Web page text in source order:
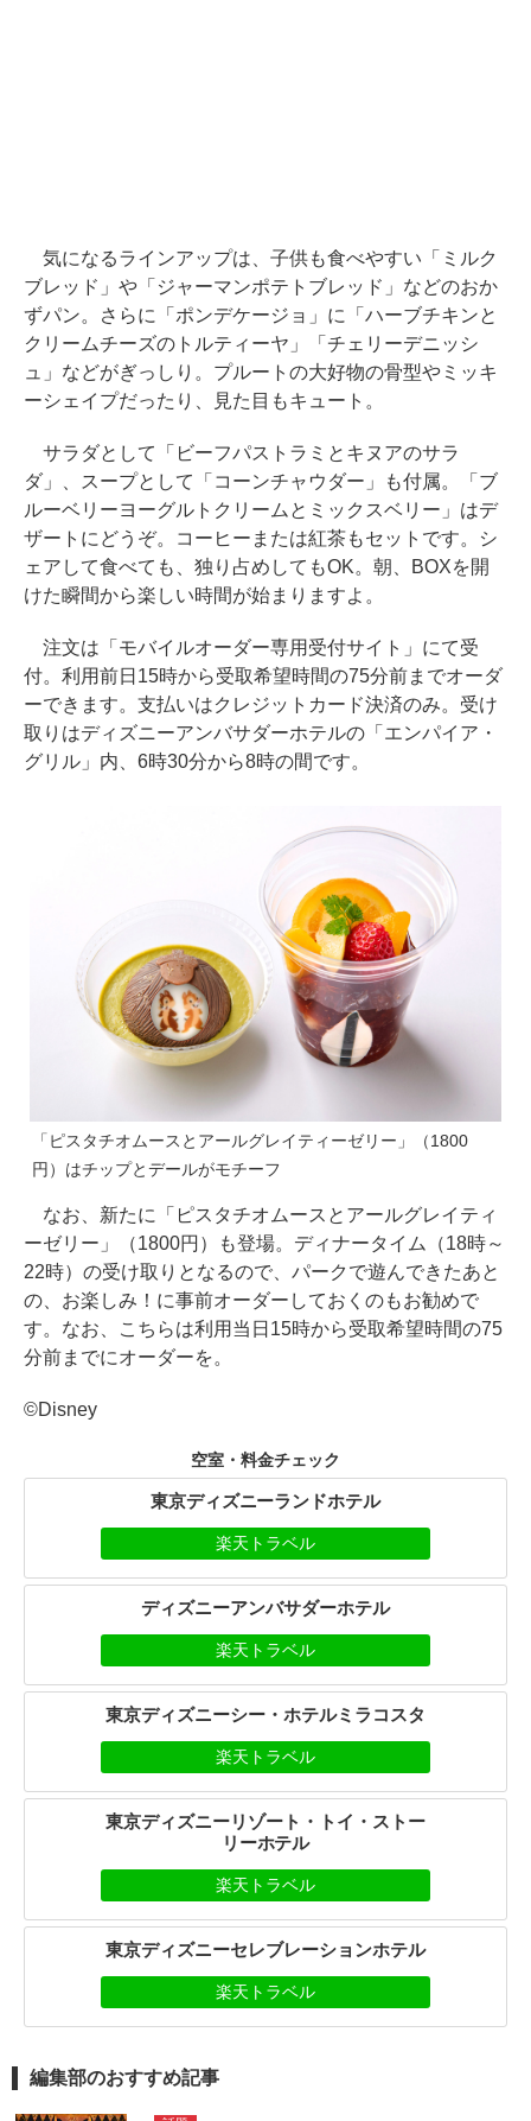
気になるラインアップは、子供も食べやすい「ミルク
ブレッド」や「ジャーマンポテトブレッド」などのおか
ずパン。さらに「ポンデケージョ」に「ハーブチキンと
クリームチーズのトルティーヤ」「チェリーデニッシ
ュ」などがぎっしり。プルートの大好物の骨型やミッキ
ーシェイプだったり、見た目もキュート。
サラダとして「ビーフパストラミとキヌアのサラ
ダ」、スープとして「コーンチャウダー」も付属。「ブ
ルーベリーヨーグルトクリームとミックスベリー」はデ
ザートにどうぞ。コーヒーまたは紅茶もセットです。シ
ェアして食べても、独り占めしてもOK。朝、BOXを開
けた瞬間から楽しい時間が始まりますよ。
注文は「モバイルオーダー専用受付サイト」にて受
付。利用前日15時から受取希望時間の75分前までオーダ
ーできます。支払いはクレジットカード決済のみ。受け
取りはディズニーアンバサダーホテルの「エンパイア・
グリル」内、6時30分から8時の間です。
「ピスタチオムースとアールグレイティーゼリー」（1800
円）はチップとデールがモチーフ
なお、新たに「ピスタチオムースとアールグレイティ
ーゼリー」（1800円）も登場。ディナータイム（18時～
22時）の受け取りとなるので、パークで遊んできたあと
の、お楽しみ！に事前オーダーしておくのもお勧めで
す。なお、こちらは利用当日15時から受取希望時間の75
分前までにオーダーを。
©Disney
空室・料金チェック
東京ディズニーランドホテル
楽天トラベル
ディズニーアンバサダーホテル
楽天トラベル
東京ディズニーシー・ホテルミラコスタ
楽天トラベル
東京ディズニーリゾート・トイ・ストー
リーホテル
楽天トラベル
東京ディズニーセレブレーションホテル
楽天トラベル
編集部のおすすめ記事